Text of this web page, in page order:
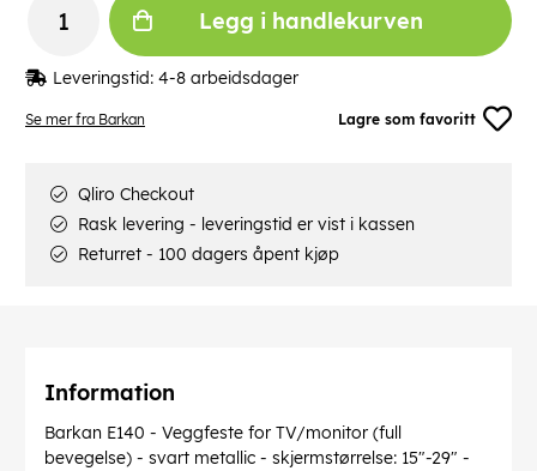
Se mer fra Barkan Lagre som favoritt
Legg i handlekurven
Leveringstid: 4-8 arbeidsdager
Qliro Checkout
Rask levering - leveringstid er vist i kassen
Returret - 100 dagers åpent kjøp
Information
Barkan E140 - Veggfeste for TV/monitor (full
bevegelse) - svart metallic - skjermstørrelse: 15"-29" -